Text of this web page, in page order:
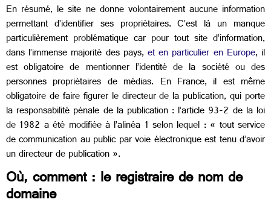
En résumé, le site ne donne volontairement aucune information
permettant d’identifier ses propriétaires. C’est là un manque
particulièrement problématique car pour tout site d’information,
dans l’immense majorité des pays,et en particulier en Europe, il
est obligatoire de mentionner l’identité de la société ou des
personnes propriétaires de médias. En France, il est même
obligatoire de faire figurer le directeur de la publication, qui porte
la responsabilité pénale de la publication : l’article 93-2 de la loi
de 1982 a été modifiée à l’alinéa 1 selon lequel : « tout service
de communication au public par voie électronique est tenu d’avoir
un directeur de publication ».
Où, comment : le registraire de nom de
domaine